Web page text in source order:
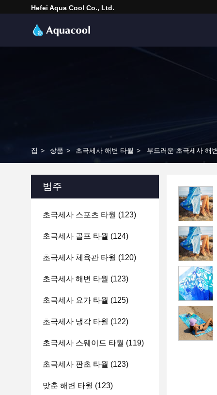
Hefei Aqua Cool Co., Ltd.
집 > 상품 > 초극세사 해변 타월 > 부드러운 초극세사 해
범주
초극세사 스포츠 타월 (123)
초극세사 골프 타월 (124)
초극세사 체육관 타월 (120)
초극세사 해변 타월 (123)
초극세사 요가 타월 (125)
초극세사 냉각 타월 (122)
초극세사 스웨이드 타월 (119)
초극세사 판초 타월 (123)
맞춘 해변 타월 (123)